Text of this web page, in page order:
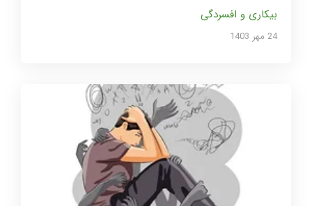
بیکاری و افسردگی
24 مهر 1403